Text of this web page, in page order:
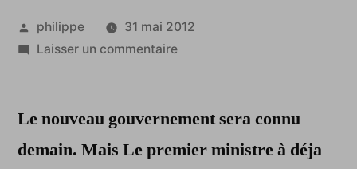
Publié
par
philippe
31 mai 2012
Laisser un commentairesur
rapprochée
premier
Le nouveau gouvernement sera connu
demain. Mais Le premier ministre à déja